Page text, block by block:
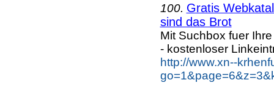
100. Gratis
sind das Brot
Mit Suchbox fuer
- kostenloser
http://www.xn--